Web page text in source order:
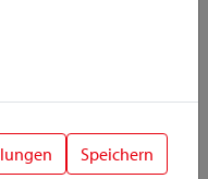
Speichern